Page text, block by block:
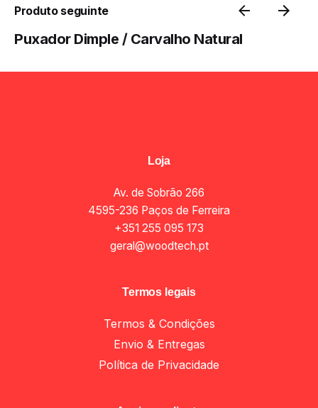
Produto seguinte
Puxador Dimple / Carvalho Natural
Loja
Av. de Sobrão 266
4595-236 Paços de Ferreira
+351 255 095 173
geral@woodtech.pt
Termos legais
Termos & Condições
Envio & Entregas
Política de Privacidade